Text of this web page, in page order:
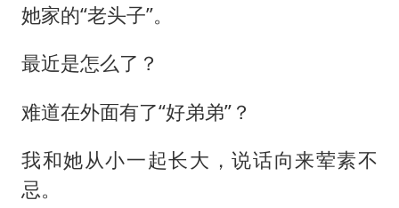
她家的“老头子”。
最近是怎么了？
难道在外面有了“好弟弟”？
我和她从小一起长大，说话向来荤素不
忌。